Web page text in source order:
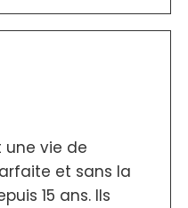
vie de
et sans la
15 ans. Ils